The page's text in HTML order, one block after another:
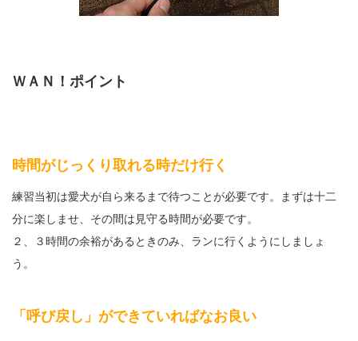
ＷＡＮ！ポイント
時間がじっくり取れる時だけ行く
練習当初は愛犬が自ら来るまで待つことが必要です。まずは十二
分に楽しませ、その間は見守る時間が必要です。
２、３時間の余裕があるときのみ、ランに行くようにしましょ
う。
「呼び戻し」ができていればなお良い